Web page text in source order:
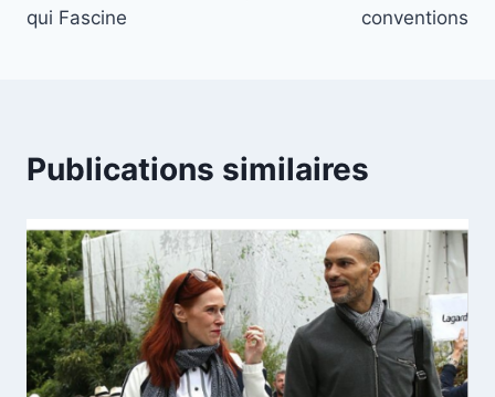
l’article
qui Fascine
conventions
Publications similaires